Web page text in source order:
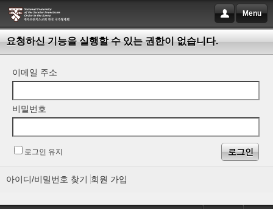
Menu
요청하신 기능을 실행할 수 있는 권한이 없습니다.
이메일 주소
비밀번호
로그인 유지
아이디/비밀번호 찾기 회원 가입